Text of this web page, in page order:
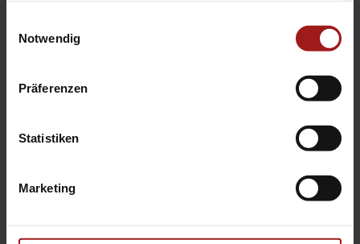
Notwendig
Präferenzen
Statistiken
Marketing